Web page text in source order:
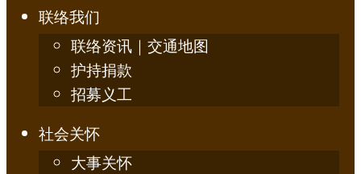
联络我们
联络资讯｜交通地图
护持捐款
招募义工
社会关怀
大事关怀